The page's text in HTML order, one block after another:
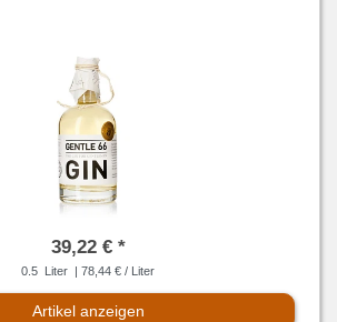
39,22 € *
0.5 Liter | 78,44 € / Liter
Artikel anzeigen